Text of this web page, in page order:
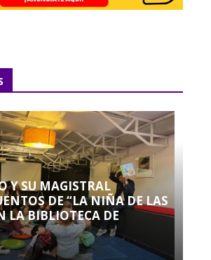
Y SU MAGISTRAL
DE “LA NIÑA DE LAS
LA BIBLIOTECA DE